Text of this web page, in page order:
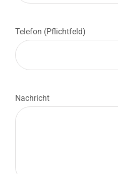
Telefon (Pflichtfeld)
Nachricht